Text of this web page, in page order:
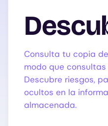
Consulta tu copia
modo que
Descubre riesgos,
ocultos en la
almacenada.